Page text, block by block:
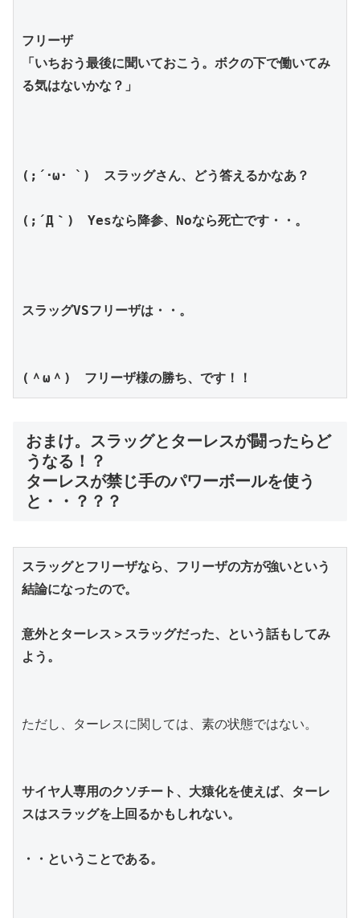
フリーザ
「いちおう最後に聞いておこう。ボクの下で働いてみ
る気はないかな？」
(;´･ω･ `)　スラッグさん、どう答えるかなあ？
(;´Д｀)　Yesなら降参、Noなら死亡です・・。
スラッグVSフリーザは・・。
(＾ω＾)　フリーザ様の勝ち、です！！
おまけ。スラッグとターレスが闘ったらど
うなる！？
ターレスが禁じ手のパワーボールを使う
と・・？？？
スラッグとフリーザなら、フリーザの方が強いという
結論になったので。
意外とターレス＞スラッグだった、という話もしてみ
よう。
ただし、ターレスに関しては、素の状態ではない。
サイヤ人専用のクソチート、大猿化を使えば、ターレ
スはスラッグを上回るかもしれない。
・・ということである。